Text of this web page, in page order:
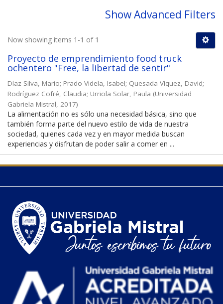
Show Advanced Filters
Now showing items 1-1 of 1
Proyecto de emprendimiento food truck
ochentero "Free, la libertad de sentir"
Díaz Silva, Mario; Prado Videla, Isabel; Quesada Víquez, David;
Rodríguez Cofré, Claudia; Urriola Solar, Paula (Universidad
Gabriela Mistral, 2017)
La alimentación no es sólo una necesidad básica, sino que
también forma parte del nuevo estilo de vida de nuestra
sociedad, quienes cada vez y en mayor medida buscan
experiencias y disfrutan de poder salir a comer en ...